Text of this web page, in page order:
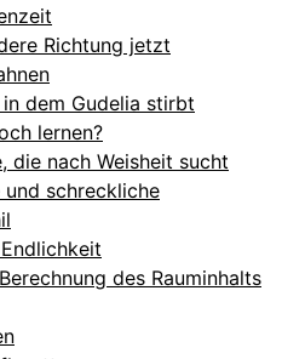
Richtung jetzt
in dem Gudelia stirbt
lernen?
die nach Weisheit sucht
und schreckliche
des Rauminhalts